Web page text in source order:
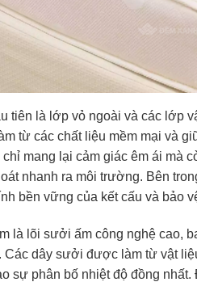
tiên là lớp vỏ ngoài và các lớp
từ các chất liệu mềm mại và
mang lại cảm giác êm ái mà
nhanh ra môi trường. Bên
bền vững của kết cấu và bảo
là lõi sưởi ấm công nghệ cao,
Các dây sưởi được làm từ vật
sự phân bố nhiệt độ đồng